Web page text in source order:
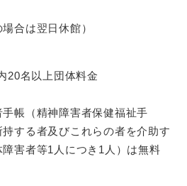
合は翌日休館）
名以上団体料金
帳（精神障害者保健福祉手
する者及びこれらの者を介助す
害者等1人につき1人）は無料